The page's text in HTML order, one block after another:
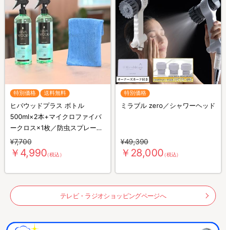
特別価格 送料無料
ヒバウッドプラス ボトル
500ml×2本+マイクロファイバ
ークロス×1枚／防虫スプレー／
防虫剤／害虫忌避剤
¥7,700
￥4,990（税込）
特別価格
ミラブル zero／シャワーヘッド
¥49,390
￥28,000（税込）
テレビ・ラジオショッピングページへ